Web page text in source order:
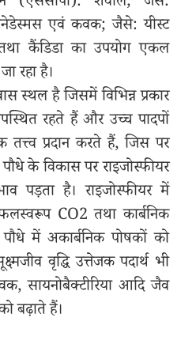
एवं कवक; जैसे: यीस्ट
तथा कैंडिडा का उपयोग एकल
रहा है।
है जिसमें विभिन्न प्रकार
रहते हैं और उच्च पादपों
तत्त्व प्रदान करते हैं, जिस पर
के विकास पर राइजोस्फीयर
पड़ता है। राइजोस्फीयर में
फलस्वरूप CO2 तथा कार्बनिक
में अकार्बनिक पोषकों को
वृद्धि उत्तेजक पदार्थ भी
सायनोबैक्टीरिया आदि जैव
बढ़ाते हैं।